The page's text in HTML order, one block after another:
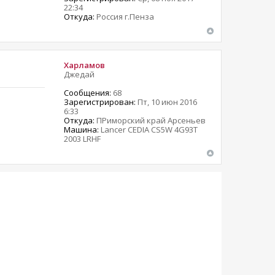
22:34
Откуда: Россия г.Пенза
Харламов
Джедай
Сообщения: 68
Зарегистрирован: Пт, 10 июн 2016
6:33
Откуда: ПРиморский край Арсеньев
Машина: Lancer CEDIA CS5W 4G93T
2003 LRHF